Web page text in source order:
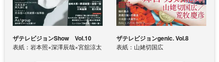
ザテレビジョンShow Vol.10
表紙：岩本照×深澤辰哉×宮舘涼太
ザテレビジョンgenic. Vol.8
表紙：山姥切国広